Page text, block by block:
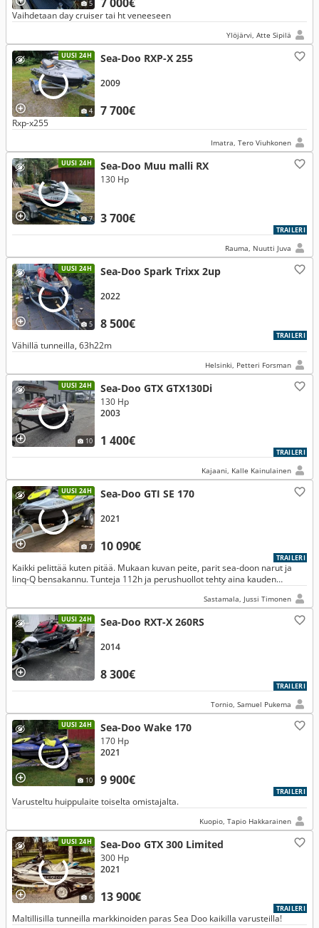
5
Vaihdetaan day cruiser tai ht veneeseen
Ylöjärvi, Atte Sipilä
UUSI 24H
4
Sea-Doo RXP-X 255
7 700€
2009
Rxp-x255
Imatra, Tero Viuhkonen
UUSI 24H
7
Sea-Doo Muu malli RX
3 700€
130 Hp
TRAILERI
Rauma, Nuutti Juva
UUSI 24H
5
Sea-Doo Spark Trixx 2up
8 500€
2022
TRAILERI
Vähillä tunneilla, 63h22m
Helsinki, Petteri Forsman
UUSI 24H
10
Sea-Doo GTX GTX130Di
1 400€
130 Hp
2003
TRAILERI
Kajaani, Kalle Kainulainen
UUSI 24H
7
Sea-Doo GTI SE 170
10 090€
2021
TRAILERI
Kaikki pelittää kuten pitää. Mukaan kuvan peite, parit sea-doon narut ja
linq-Q bensakannu. Tunteja 112h ja perushuollot tehty aina kauden
Sastamala, Jussi Timonen
UUSI 24H Sea-Doo RXT-X 260RS
8 300€
2014
TRAILERI
Tornio, Samuel Pukema
UUSI 24H
10
Sea-Doo Wake 170
9 900€
170 Hp
2021
TRAILERI
Varusteltu huippulaite toiselta omistajalta.
Kuopio, Tapio Hakkarainen
UUSI 24H
6
Sea-Doo GTX 300 Limited
13 900€
300 Hp
2021
TRAILERI
Maltillisilla tunneilla markkinoiden paras Sea Doo kaikilla varusteilla!